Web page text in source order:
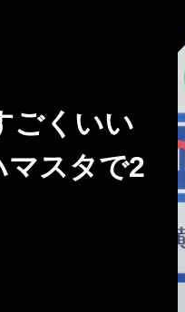
ごくいい
マスタで2